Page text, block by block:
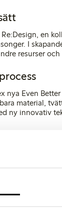
Re:Design, en
I
resurser
nya Even
material,
ny innovativ
WE Women by
av påsar